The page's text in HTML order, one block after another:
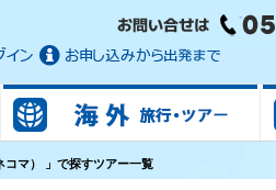
国内旅行/ツアー
コマ） 」で探すツアー一覧